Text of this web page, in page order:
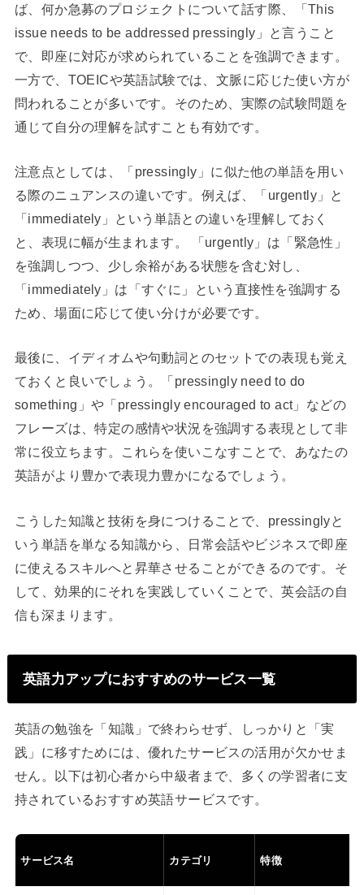
ば、何か急募のプロジェクトについて話す際、「This
issue needs to be addressed pressingly」と言うこと
で、即座に対応が求められていることを強調できます。
一方で、TOEICや英語試験では、文脈に応じた使い方が
問われることが多いです。そのため、実際の試験問題を
通じて自分の理解を試すことも有効です。
注意点としては、「pressingly」に似た他の単語を用い
る際のニュアンスの違いです。例えば、「urgently」と
「immediately」という単語との違いを理解しておく
と、表現に幅が生まれます。 「urgently」は「緊急性」
を強調しつつ、少し余裕がある状態を含む対し、
「immediately」は「すぐに」という直接性を強調する
ため、場面に応じて使い分けが必要です。
最後に、イディオムや句動詞とのセットでの表現も覚え
ておくと良いでしょう。「pressingly need to do
something」や「pressingly encouraged to act」などの
フレーズは、特定の感情や状況を強調する表現として非
常に役立ちます。これらを使いこなすことで、あなたの
英語がより豊かで表現力豊かになるでしょう。
こうした知識と技術を身につけることで、pressinglyと
いう単語を単なる知識から、日常会話やビジネスで即座
に使えるスキルへと昇華させることができるのです。そ
して、効果的にそれを実践していくことで、英会話の自
信も深まります。
英語力アップにおすすめのサービス一覧
英語の勉強を「知識」で終わらせず、しっかりと「実
践」に移すためには、優れたサービスの活用が欠かせま
せん。以下は初心者から中級者まで、多くの学習者に支
持されているおすすめ英語サービスです。
サービス名 カテゴリ 特徴